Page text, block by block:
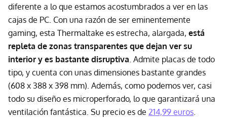
diferente a lo que estamos acostumbrados a ver en las
cajas de PC. Con una razón de ser eminentemente
gaming, esta Thermaltake es estrecha, alargada, está
repleta de zonas transparentes que dejan ver su
interior y es bastante disruptiva. Admite placas de todo
tipo, y cuenta con unas dimensiones bastante grandes
(608 x 388 x 398 mm). Además, como podemos ver, casi
todo su diseño es microperforado, lo que garantizará una
ventilación fantástica. Su precio es de 214,99 euros.